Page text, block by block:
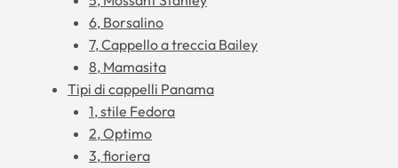
6, Borsalino
7, Cappello a treccia Bailey
8, Mamasita
Tipi di cappelli Panama
1, stile Fedora
2, Optimo
3, fioriera